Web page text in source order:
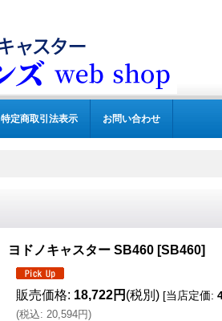
特定商取引法表示 お問い合わせ
ヨドノキャスター SB460 [SB460]
販売価格: 18,722円 (税別) [当店定価:
(税込: 20,594円)